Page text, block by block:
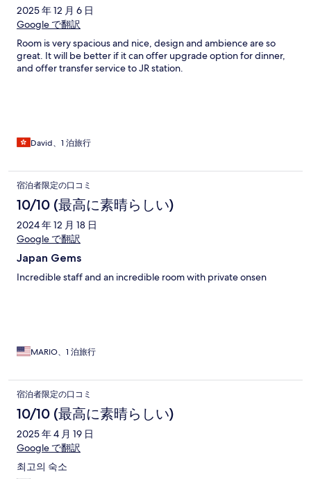
2025 年 12 月 6 日
Google で翻訳
Room is very spacious and nice, design and ambience are so
great. It will be better if it can offer upgrade option for dinner,
and offer transfer service to JR station.
David、1 泊旅行
宿泊者限定の口コミ
10/10 (最高に素晴らしい)
2024 年 12 月 18 日
Google で翻訳
Japan Gems
Incredible staff and an incredible room with private onsen
MARIO、1 泊旅行
宿泊者限定の口コミ
10/10 (最高に素晴らしい)
2025 年 4 月 19 日
Google で翻訳
최고의 숙소